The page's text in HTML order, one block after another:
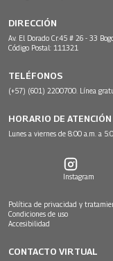
DIRECCIÓN
Av. El Dorado Cr.45 # 26 - 33
Código Postal: 111321
TELÉFONOS
(+57) (601) 2200700. Línea
HORARIO DE ATENCIÓN
Lunes a viernes de 8:00 a.m. a
Instagram
Política de privacidad y
Condiciones de uso
Accesibilidad
CONTACTO VIRTUAL